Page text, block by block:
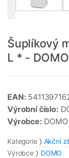
Šuplíkový
L * -
EAN:
Výrobní číslo:
Výrobce: DOMO
Kategorie
Akční
Výrobce
DOMO